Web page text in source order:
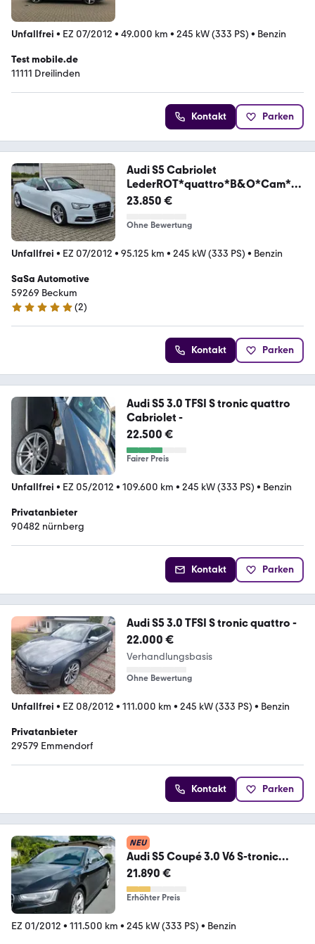
Unfallfrei • EZ 07/2012 • 49.000 km • 245 kW (333 PS) • Benzin
Test mobile.de
11111 Dreilinden
Kontakt Parken
Audi S5 Cabriolet
LederROT*quattro*B&O*Cam*Ke
ylessGO*
23.850 €
Ohne Bewertung
Unfallfrei • EZ 07/2012 • 95.125 km • 245 kW (333 PS) • Benzin
SaSa Automotive
59269 Beckum
5 Sterne
(2)
Kontakt Parken
Audi S5 3.0 TFSI S tronic quattro
Cabriolet -
22.500 €
Fairer Preis
Unfallfrei • EZ 05/2012 • 109.600 km • 245 kW (333 PS) • Benzin
Privatanbieter
90482 nürnberg
Kontakt Parken
Audi S5 3.0 TFSI S tronic quattro -
22.000 €
Verhandlungsbasis
Ohne Bewertung
Unfallfrei • EZ 08/2012 • 111.000 km • 245 kW (333 PS) • Benzin
Privatanbieter
29579 Emmendorf
Kontakt Parken
NEU
Audi S5 Coupé 3.0 V6 S-tronic
2012| B&O | ...
21.890 €
Erhöhter Preis
EZ 01/2012 • 111.500 km • 245 kW (333 PS) • Benzin